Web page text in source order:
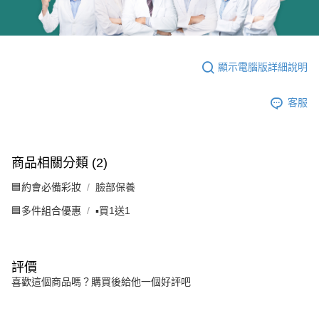
顯示電腦版詳細說明
客服
商品相關分類 (2)
🟦約會必備彩妝 臉部保養
🟦多件組合優惠 ▪️買1送1
評價
喜歡這個商品嗎？購買後給他一個好評吧